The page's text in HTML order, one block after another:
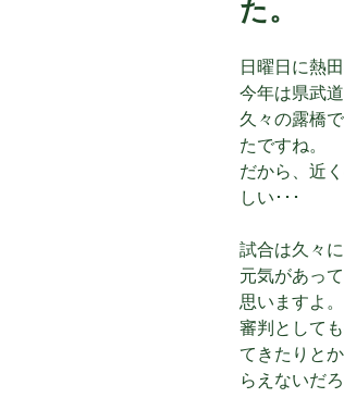
た。
日曜日に熱
今年は県武
久々の露橋
たですね。
だから、近
しい･･･
試合は久々
元気があっ
思いますよ。
審判として
てきたりと
らえないだ